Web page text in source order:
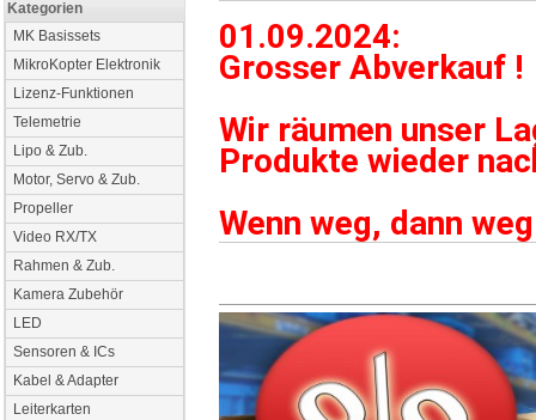
Kategorien
MK Basissets
MikroKopter Elektronik
Lizenz-Funktionen
Telemetrie
Lipo & Zub.
Motor, Servo & Zub.
Propeller
Video RX/TX
Rahmen & Zub.
Kamera Zubehör
LED
Sensoren & ICs
Kabel & Adapter
Leiterkarten
01.09.2024:
Grosser Abverkauf !
Wir räumen unser
Produkte wieder
Wenn weg, dann